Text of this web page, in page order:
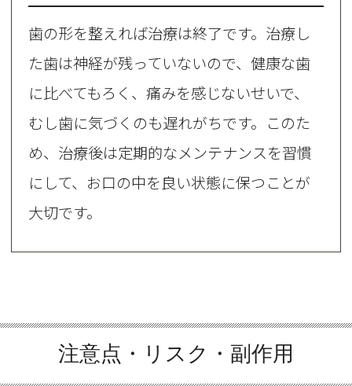
歯の形を整えれば治療は終了です。治療し
た歯は神経が残っていないので、健康な歯
に比べてもろく、痛みを感じないせいで、
むし歯に気づくのも遅れがちです。このた
め、治療後は定期的なメンテナンスを習慣
にして、お口の中を良い状態に保つことが
大切です。
注意点・リスク・副作用